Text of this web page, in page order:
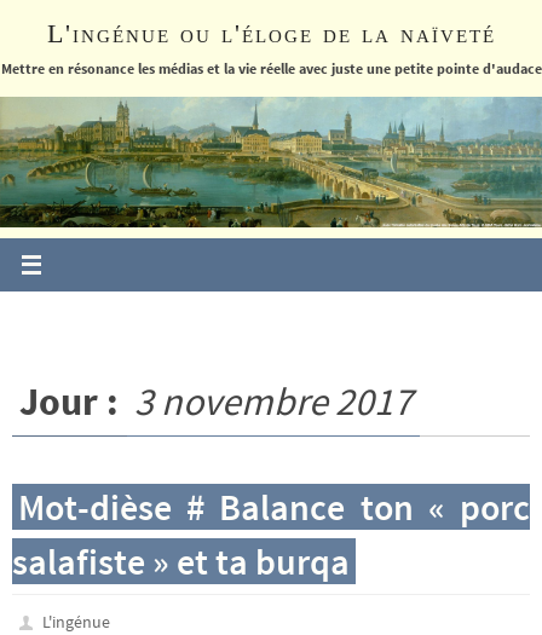
le
L'ingénue ou l'éloge de la naïveté
Mettre en résonance les médias et la vie réelle avec juste une petite pointe d'audace
Jour : 3 novembre 2017
Mot-dièse # Balance ton « porc
salafiste » et ta burqa
L'ingénue